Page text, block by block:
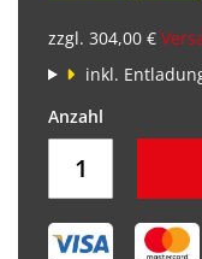
zzgl. 304,00 €
inkl.